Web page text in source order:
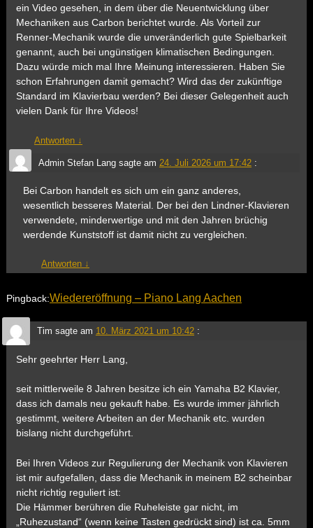
ein Video gesehen, in dem über die Neuentwicklung über
Mechaniken aus Carbon berichtet wurde. Als Vorteil zur
Renner-Mechanik wurde die unveränderlich gute Spielbarkeit
genannt, auch bei ungünstigen klimatischen Bedingungen.
Dazu würde mich mal Ihre Meinung interessieren. Haben Sie
schon Erfahrungen damit gemacht? Wird das der zukünftige
Standard im Klavierbau werden? Bei dieser Gelegenheit auch
vielen Dank für Ihre Videos!
Antworten ↓
Admin Stefan Langsagte am 24. Juli 2026 um 17:42 :
Bei Carbon handelt es sich um ein ganz anderes,
wesentlich besseres Material. Der bei den Lindner-Klavieren
verwendete, minderwertige und mit den Jahren brüchig
werdende Kunststoff ist damit nicht zu vergleichen.
Antworten ↓
Pingback:Wiedereröffnung – Piano Lang Aachen
Tim sagte am 10. März 2021 um 10:42 :
Sehr geehrter Herr Lang,
seit mittlerweile 8 Jahren besitze ich ein Yamaha B2 Klavier,
dass ich damals neu gekauft habe. Es wurde immer jährlich
gestimmt, weitere Arbeiten an der Mechanik etc. wurden
bislang nicht durchgeführt.
Bei Ihren Videos zur Regulierung der Mechanik von Klavieren
ist mir aufgefallen, dass die Mechanik in meinem B2 scheinbar
nicht richtig reguliert ist:
Die Hämmer berühren die Ruheleiste gar nicht, im
„Ruhezustand“ (wenn keine Tasten gedrückt sind) ist ca. 5mm